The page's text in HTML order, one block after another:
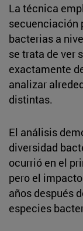
La técnica
secuenciación
bacterias a
se trata de ver
exactamente
analizar
distintas.
El análisis
diversidad
ocurrió en el
pero el
años después
especies